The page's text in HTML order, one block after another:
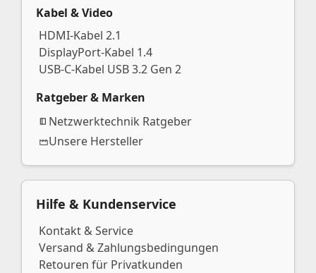
Kabel & Video
HDMI-Kabel 2.1
DisplayPort-Kabel 1.4
USB-C-Kabel USB 3.2 Gen 2
Ratgeber & Marken
Netzwerktechnik Ratgeber
Unsere Hersteller
Hilfe & Kundenservice
Kontakt & Service
Versand & Zahlungsbedingungen
Retouren für Privatkunden